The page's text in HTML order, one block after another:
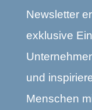
Newsletter
exklusive
und
Menschen